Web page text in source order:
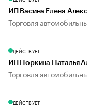
ИП Васина Елена
Торговля
ДЕЙСТВУЕТ
ИП Норкина Наталья
Торговля
ДЕЙСТВУЕТ